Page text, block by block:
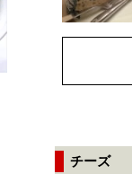
チーズ